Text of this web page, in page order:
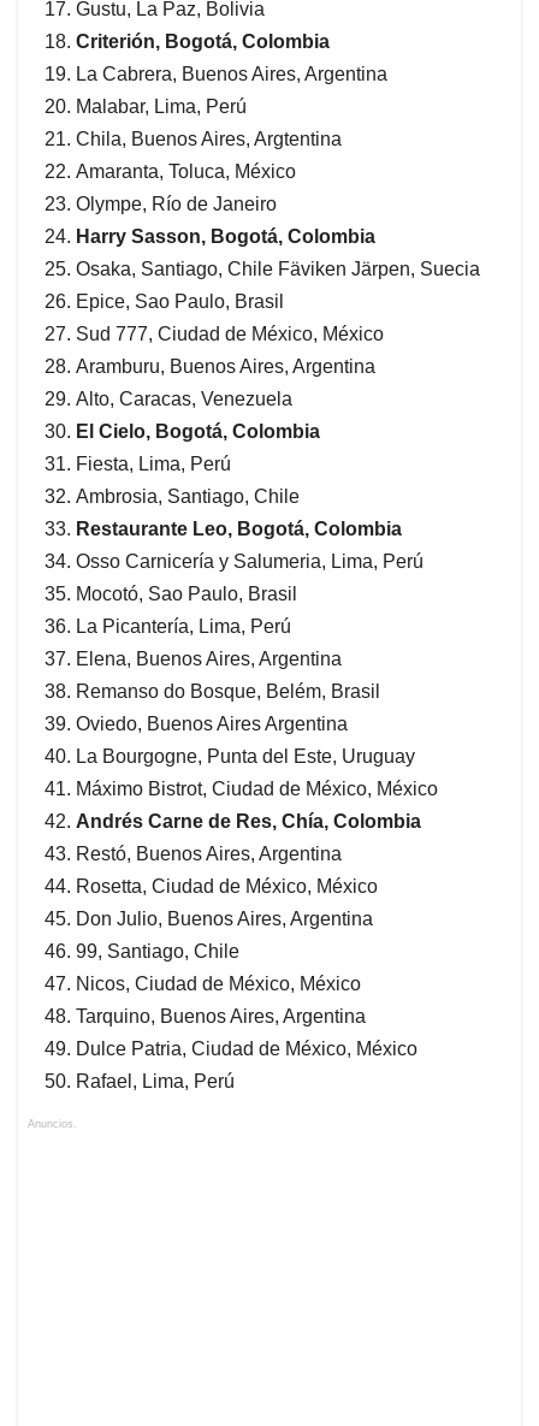
Gustu, La Paz, Bolivia
Criterión, Bogotá, Colombia
La Cabrera, Buenos Aires, Argentina
Malabar, Lima, Perú
Chila, Buenos Aires, Argtentina
Amaranta, Toluca, México
Olympe, Río de Janeiro
Harry Sasson, Bogotá, Colombia
Osaka, Santiago, Chile Fäviken Järpen, Suecia
Epice, Sao Paulo, Brasil
Sud 777, Ciudad de México, México
Aramburu, Buenos Aires, Argentina
Alto, Caracas, Venezuela
El Cielo, Bogotá, Colombia
Fiesta, Lima, Perú
Ambrosia, Santiago, Chile
Restaurante Leo, Bogotá, Colombia
Osso Carnicería y Salumeria, Lima, Perú
Mocotó, Sao Paulo, Brasil
La Picantería, Lima, Perú
Elena, Buenos Aires, Argentina
Remanso do Bosque, Belém, Brasil
Oviedo, Buenos Aires Argentina
La Bourgogne, Punta del Este, Uruguay
Máximo Bistrot, Ciudad de México, México
Andrés Carne de Res, Chía, Colombia
Restó, Buenos Aires, Argentina
Rosetta, Ciudad de México, México
Don Julio, Buenos Aires, Argentina
99, Santiago, Chile
Nicos, Ciudad de México, México
Tarquino, Buenos Aires, Argentina
Dulce Patria, Ciudad de México, México
Rafael, Lima, Perú
Anuncios.